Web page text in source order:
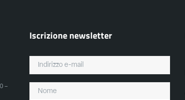
–
Iscrizione newsletter